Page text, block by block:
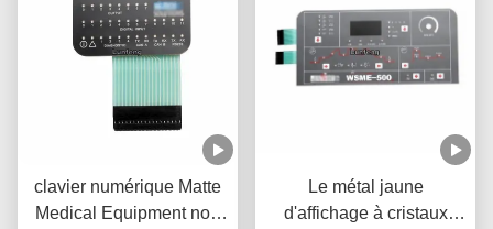
clavier numérique Matte
Medical Equipment non
Le métal jaune
d'affichage à cristaux